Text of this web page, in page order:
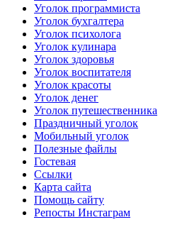
Уголок программиста
Уголок бухгалтера
Уголок психолога
Уголок кулинара
Уголок здоровья
Уголок воспитателя
Уголок красоты
Уголок денег
Уголок путешественника
Праздничный уголок
Мобильный уголок
Полезные файлы
Гостевая
Ссылки
Карта сайта
Помощь сайту
Репосты Инстаграм